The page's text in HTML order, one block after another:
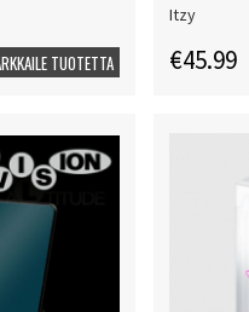
TUOTETTA
Itzy
€45.99